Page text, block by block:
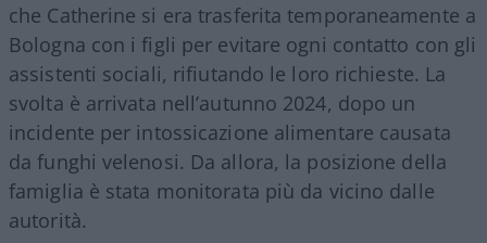
che Catherine si era trasferita temporaneamente a
Bologna con i figli per evitare ogni contatto con gli
assistenti sociali, rifiutando le loro richieste. La
svolta è arrivata nell’autunno 2024, dopo un
incidente per intossicazione alimentare causata
da funghi velenosi. Da allora, la posizione della
famiglia è stata monitorata più da vicino dalle
autorità.